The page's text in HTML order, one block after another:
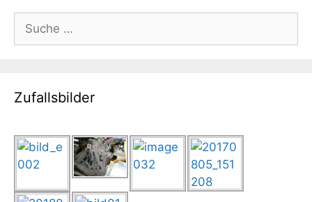
nach:
Zufallsbilder